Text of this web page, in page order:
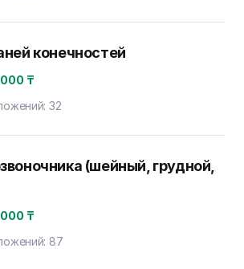
конечностей
₸
32
(шейный, грудной,
₸
87